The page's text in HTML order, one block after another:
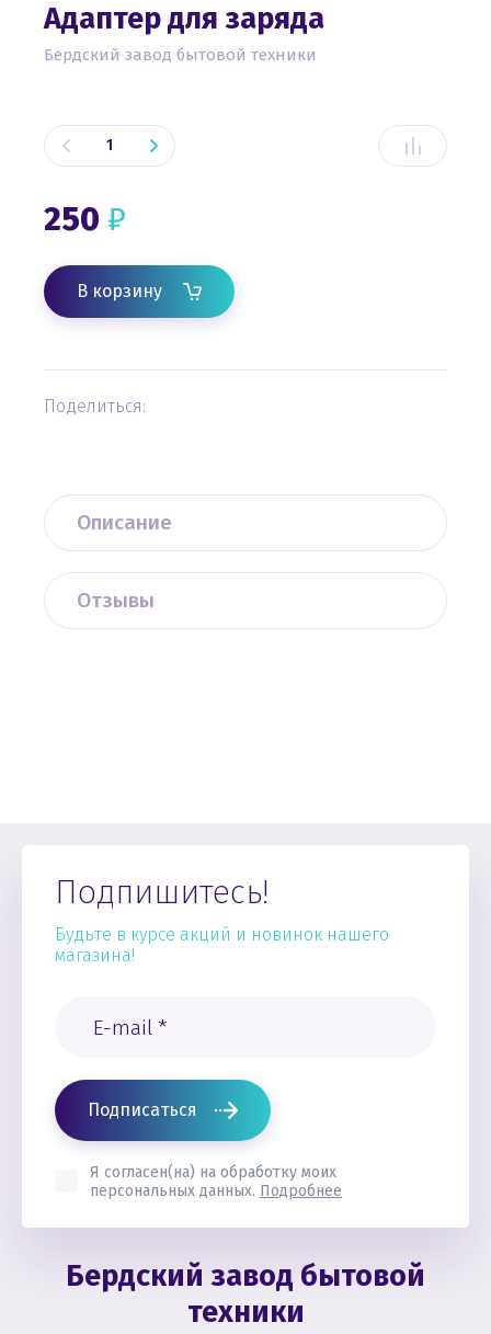
Адаптер для заряда
Бердский завод бытовой техники
250 ₽
В корзину
Поделиться:
Описание
Отзывы
Подпишитесь!
Будьте в курсе акций и новинок нашего
магазина!
Я согласен(на) на обработку моих
персональных данных. Подробнее
Подписаться
Бердский завод бытовой
техники